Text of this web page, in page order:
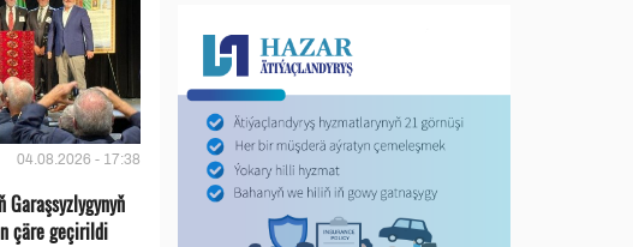
04.08.2026 - 17:38
Garaşsyzlygynyň
çäre geçirildi